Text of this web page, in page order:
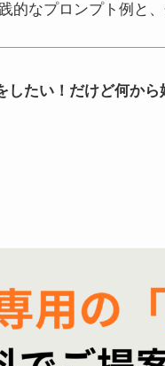
的なプロンプト例と
たい！だけど何から